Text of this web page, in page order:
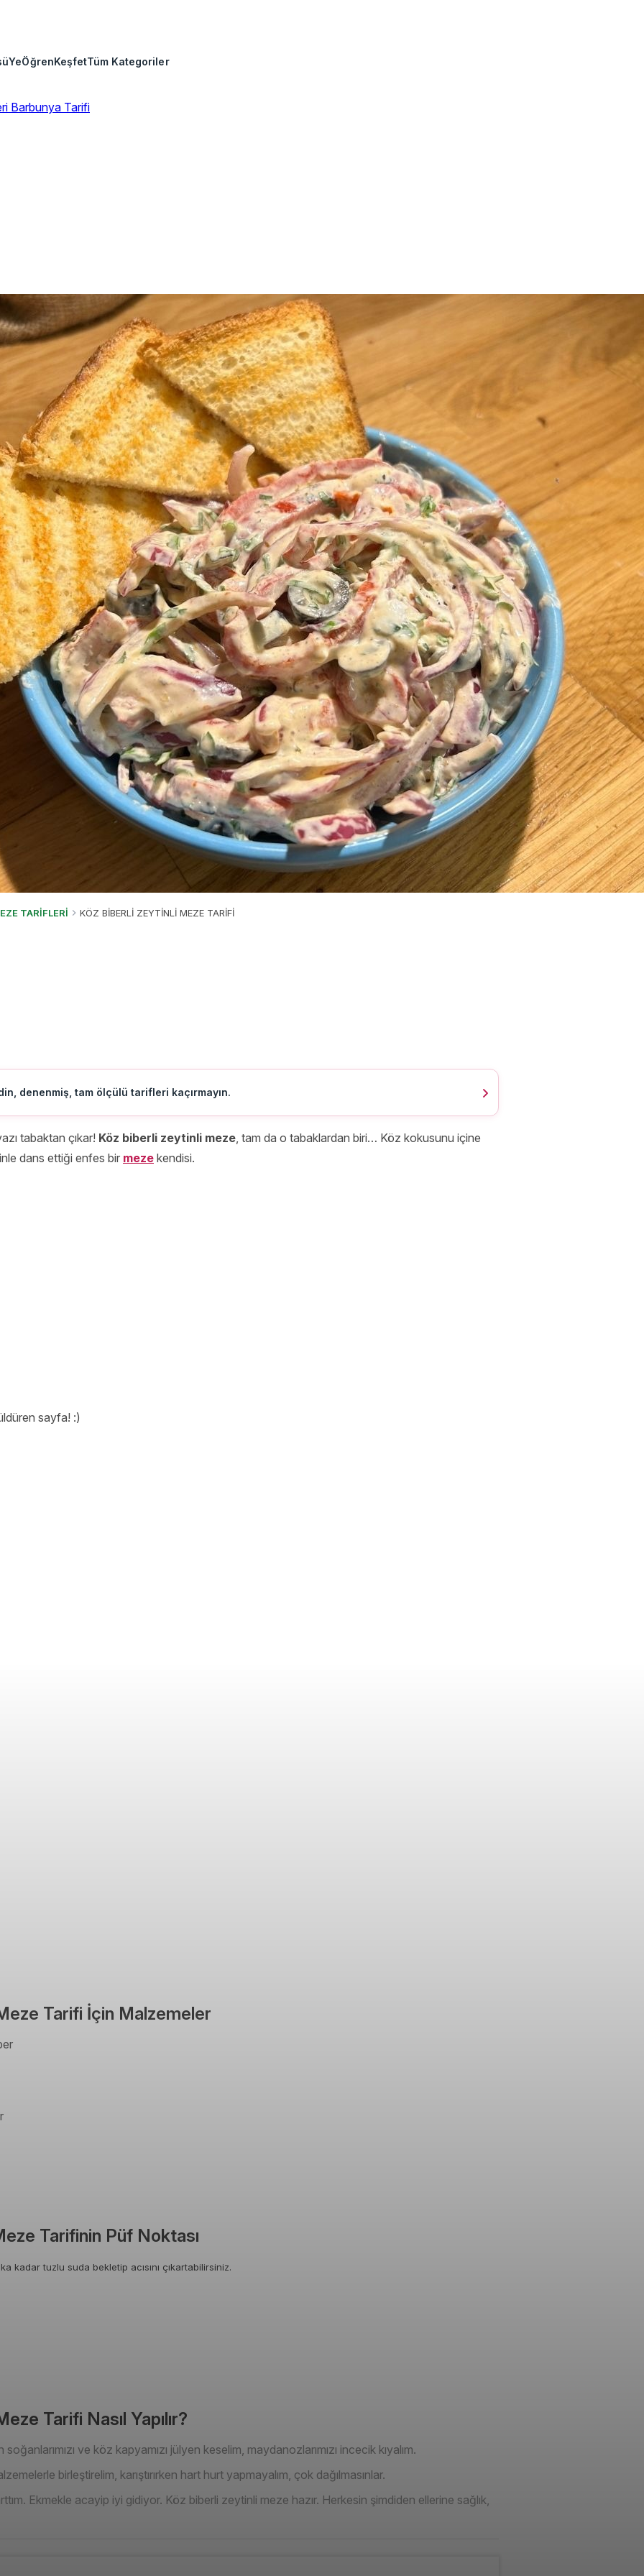
YeÖğrenKeşfetTüm Kategoriler
Barbunya Tarifi
TARİFLERİ KÖZ BİBERLİ ZEYTİNLİ MEZE TARİFİ
denenmiş, tam ölçülü tarifleri kaçırmayın.
tabaktan çıkar! Köz biberli zeytinli meze, tam da o tabaklardan biri… Köz kokusunu içine
dans ettiği enfes bir meze kendisi.
sayfa! :)
Tarifi İçin Malzemeler
Tarifinin Püf Noktası
kadar tuzlu suda bekletip acısını çıkartabilirsiniz.
Tarifi Nasıl Yapılır?
ve köz kapyamızı jülyen keselim, maydanozlarımızı incecik kıyalım.
birleştirelim, karıştırırken hart hurt yapmayalım, çok dağılmasınlar.
Ekmekle acayip iyi gidiyor. Köz biberli zeytinli meze hazır. Herkesin şimdiden ellerine sağlık,